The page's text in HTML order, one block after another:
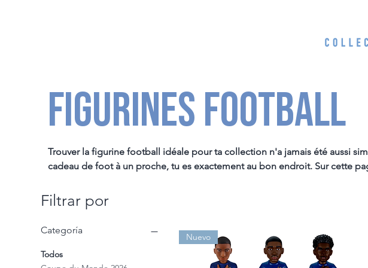
figurines football
Trouver la figurine football idéale pour ta collection n'a jamais été aussi
cadeau de foot à un proche, tu es exactement au bon endroit. Sur cette
Chaque modèle de notre sélection capture le style et l'attitude unique des
Une collection complète pour tous les supporters
Filtrar por
Categoría
Todos
Nuevo